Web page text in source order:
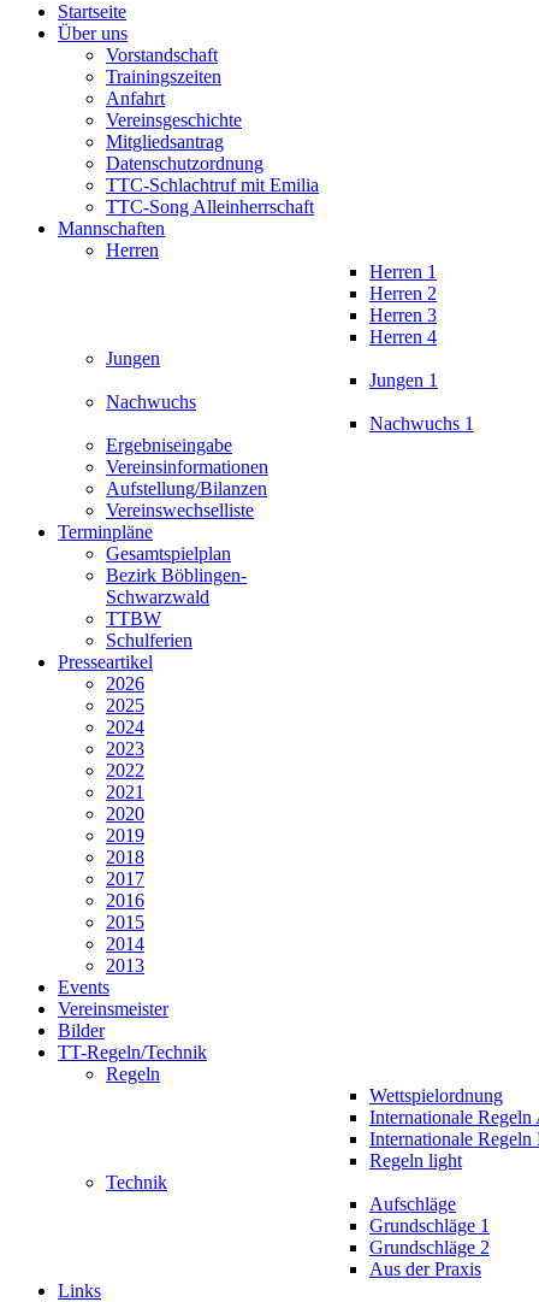
Startseite
Über uns
Vorstandschaft
Trainingszeiten
Anfahrt
Vereinsgeschichte
Mitgliedsantrag
Datenschutzordnung
TTC-Schlachtruf mit Emilia
TTC-Song Alleinherrschaft
Mannschaften
Herren
Herren 1
Herren 2
Herren 3
Herren 4
Jungen
Jungen 1
Nachwuchs
Nachwuchs 1
Ergebniseingabe
Vereinsinformationen
Aufstellung/Bilanzen
Vereinswechselliste
Terminpläne
Gesamtspielplan
Bezirk Böblingen-
Schwarzwald
TTBW
Schulferien
Presseartikel
2026
2025
2024
2023
2022
2021
2020
2019
2018
2017
2016
2015
2014
2013
Events
Vereinsmeister
Bilder
TT-Regeln/Technik
Regeln
Wettspielordnung
Internationale Regeln
Internationale Regeln
Regeln light
Technik
Aufschläge
Grundschläge 1
Grundschläge 2
Aus der Praxis
Links